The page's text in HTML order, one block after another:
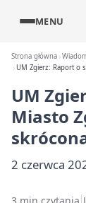
MENU
Strona główna
UM Zgierz: Raport o
UM
Miasto
2 czerwca
3 min czytania